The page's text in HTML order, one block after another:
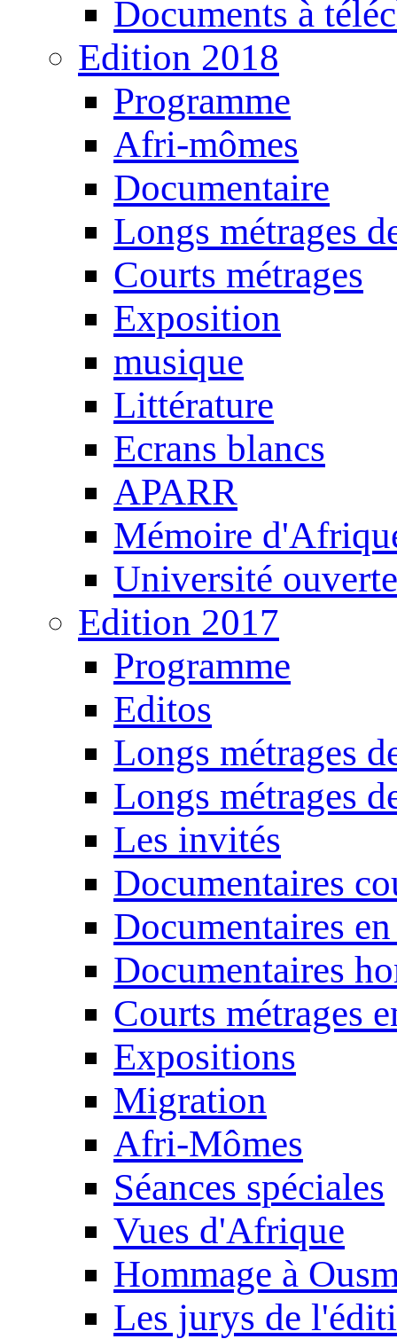
Documents à
Edition 2018
Programme
Afri-mômes
Documentaire
Longs métrages
Courts métrages
Exposition
musique
Littérature
Ecrans blancs
APARR
Mémoire
Université ouverte
Edition 2017
Programme
Editos
Longs métrages
Longs métrages
Les invités
Documentaires
Documentaires
Documentaires
Courts métrages
Expositions
Migration
Afri-Mômes
Séances spéciales
Vues d'Afrique
Hommage à
Les jurys de